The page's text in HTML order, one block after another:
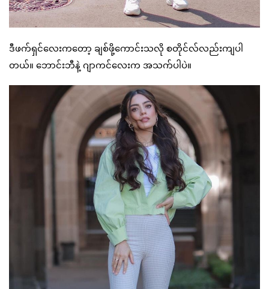
ဒီဖက်ရှင်လေးကတော့ ချစ်ဖို့ကောင်းသလို စတိုင်လ်လည်းကျပါ
တယ်။ ဘောင်းဘီနဲ့ ဂျာကင်လေးက အသက်ပါပဲ။